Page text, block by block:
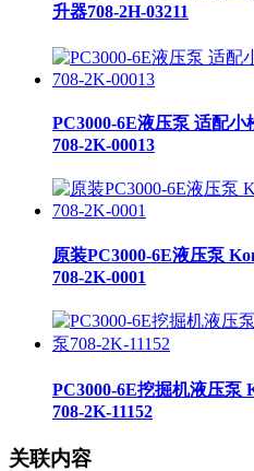
升器708-2H-03211
PC3000-6E液压泵 适配小
708-2K-00013
原装PC3000-6E液压泵
708-2K-0001
PC3000-6E挖掘机液压泵
708-2K-11152
关联内容